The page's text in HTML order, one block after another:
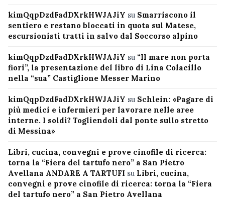
kimQqpDzdFadDXrkHWJAJiY su Smarriscono il
sentiero e restano bloccati in quota sul Matese,
escursionisti tratti in salvo dal Soccorso alpino
kimQqpDzdFadDXrkHWJAJiY su “Il mare non porta
fiori”, la presentazione del libro di Lina Colacillo
nella “sua” Castiglione Messer Marino
kimQqpDzdFadDXrkHWJAJiY su Schlein: «Pagare di
più medici e infermieri per lavorare nelle aree
interne. I soldi? Togliendoli dal ponte sullo stretto
di Messina»
Libri, cucina, convegni e prove cinofile di ricerca:
torna la “Fiera del tartufo nero” a San Pietro
Avellana ANDARE A TARTUFI su Libri, cucina,
convegni e prove cinofile di ricerca: torna la “Fiera
del tartufo nero” a San Pietro Avellana